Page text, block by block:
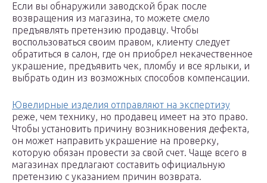
Если вы обнаружили заводской брак после
возвращения из магазина, то можете смело
предъявлять претензию продавцу. Чтобы
воспользоваться своим правом, клиенту следует
обратиться в салон, где он приобрел некачественное
украшение, предъявить чек, пломбу и все ярлыки, и
выбрать один из возможных способов компенсации.
Ювелирные изделия отправляют на экспертизу
реже, чем технику, но продавец имеет на это право.
Чтобы установить причину возникновения дефекта,
он может направить украшение на проверку,
которую обязан провести за свой счет. Чаще всего в
магазинах предлагают составить официальную
претензию с указанием причин возврата.